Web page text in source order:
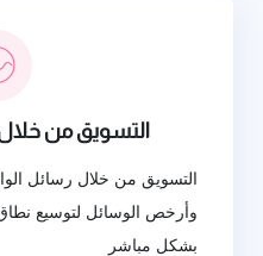
التسويق من
التسويق من خلال رسائل
وأرخص الوسائل لتوسيع
بشكل مباشر